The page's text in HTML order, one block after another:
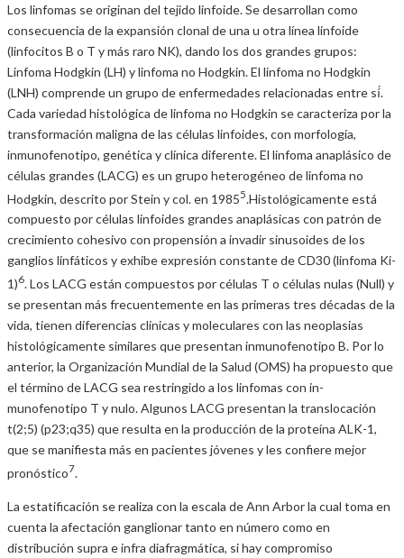
Los linfomas se originan del tejido linfoide. Se desarrollan como
consecuencia de la expansión clonal de una u otra línea linfoide
(linfocitos B o T y más raro NK), dando los dos grandes grupos:
Linfoma Hodgkin (LH) y linfoma no Hodgkin. El linfoma no Hodgkin
(LNH) comprende un grupo de enfermedades relacionadas entre sí́.
Cada variedad histológica de linfoma no Hodgkin se caracteriza por la
transformación maligna de las células linfoides, con morfología,
inmunofenotipo, genética y clínica diferente. El linfoma anaplásico de
células grandes (LACG) es un grupo heterogéneo de linfoma no
Hodgkin, descrito por Stein y col. en 19855 .Histológicamente está
compuesto por células linfoides grandes anaplásicas con patrón de
crecimiento cohesivo con propensión a invadir sinusoides de los
ganglios linfáticos y exhibe expresión constante de CD30 (linfoma Ki-
1)6. Los LACG están compuestos por células T o células nulas (Null) y
se presentan más frecuentemente en las primeras tres décadas de la
vida, tienen diferencias clínicas y moleculares con las neoplasias
histológicamente similares que presentan inmunofenotipo B. Por lo
anterior, la Organización Mundial de la Salud (OMS) ha propuesto que
el término de LACG sea restringido a los linfomas con in-
munofenotipo T y nulo. Algunos LACG presentan la translocación
t(2;5) (p23;q35) que resulta en la producción de la proteína ALK-1,
que se manifiesta más en pacientes jóvenes y les confiere mejor
pronóstico7.
La estatificación se realiza con la escala de Ann Arbor la cual toma en
cuenta la afectación ganglionar tanto en número como en
distribución supra e infra diafragmática, si hay compromiso